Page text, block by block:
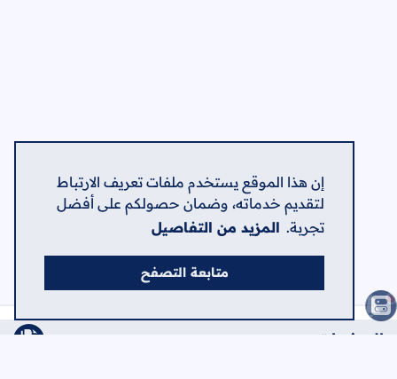
إن هذا الموقع يستخدم ملفات تعريف الارتباط
لتقديم خدماته، وضمان حصولكم على أفضل
تجربة. المزيد من التفاصيل
متابعة التصفح
الصفحات